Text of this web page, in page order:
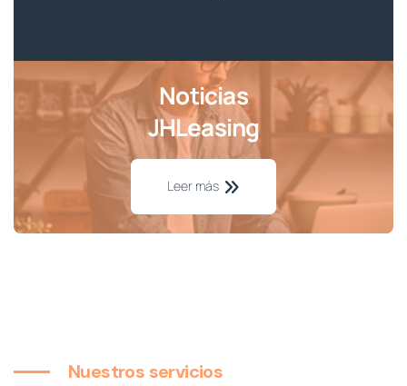
Noticias
JHLeasing
Leer más
Nuestros servicios